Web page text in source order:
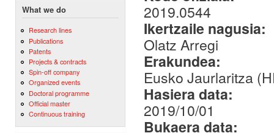
What we do
Research lines
Publications
Patents
Projects & contracts
Spin-off company
Organized events
Doctoral programme
Official master
Continuous training
2019.0544
Ikertzaile nagusia:
Olatz Arregi
Erakundea:
Eusko Jaurlaritza
Hasiera data:
2019/10/01
Bukaera data: